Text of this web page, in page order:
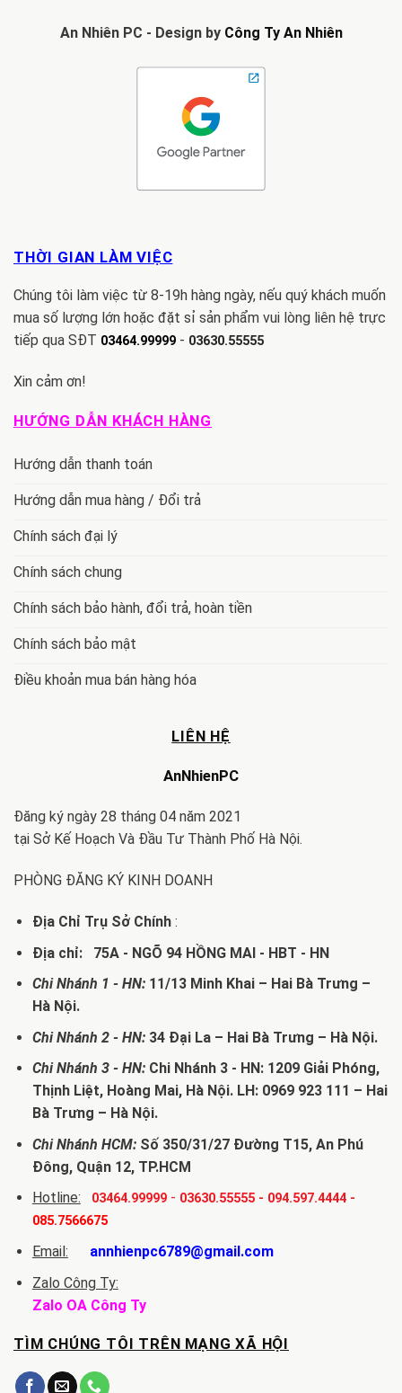
An Nhiên PC - Design by Công Ty An Nhiên
THỜI GIAN LÀM VIỆC
Chúng tôi làm việc từ 8-19h hàng ngày, nếu quý khách muốn
mua số lượng lớn hoặc đặt sỉ sản phẩm vui lòng liên hệ trực
tiếp qua SĐT 03464.99999 - 03630.55555
Xin cảm ơn!
HƯỚNG DẪN KHÁCH HÀNG
Hướng dẫn thanh toán
Hướng dẫn mua hàng / Đổi trả
Chính sách đại lý
Chính sách chung
Chính sách bảo hành, đổi trả, hoàn tiền
Chính sách bảo mật
Điều khoản mua bán hàng hóa
LIÊN HỆ
AnNhienPC
Đăng ký ngày 28 tháng 04 năm 2021
tại Sở Kế Hoạch Và Đầu Tư Thành Phố Hà Nội.
PHÒNG ĐĂNG KÝ KINH DOANH
Địa Chỉ Trụ Sở Chính:
Địa chỉ: 75A - NGÕ 94 HỒNG MAI - HBT - HN
Chi Nhánh 1 - HN:11/13 Minh Khai – Hai Bà Trưng –
Hà Nội.
Chi Nhánh 2 - HN:34 Đại La – Hai Bà Trưng – Hà Nội.
Chi Nhánh 3 - HN:Chi Nhánh 3 - HN: 1209 Giải Phóng,
Thịnh Liệt, Hoàng Mai, Hà Nội. LH: 0969 923 111 – Hai
Bà Trưng – Hà Nội.
Chi Nhánh HCM:Số 350/31/27 Đường T15, An Phú
Đông, Quận 12, TP.HCM
Hotline:
03464.99999- 03630.55555- 094.597.4444-
085.7566675
Email:
annhienpc6789@gmail.com
Zalo Công Ty:
Zalo OA Công Ty
TÌM CHÚNG TÔI TRÊN MẠNG XÃ HỘI